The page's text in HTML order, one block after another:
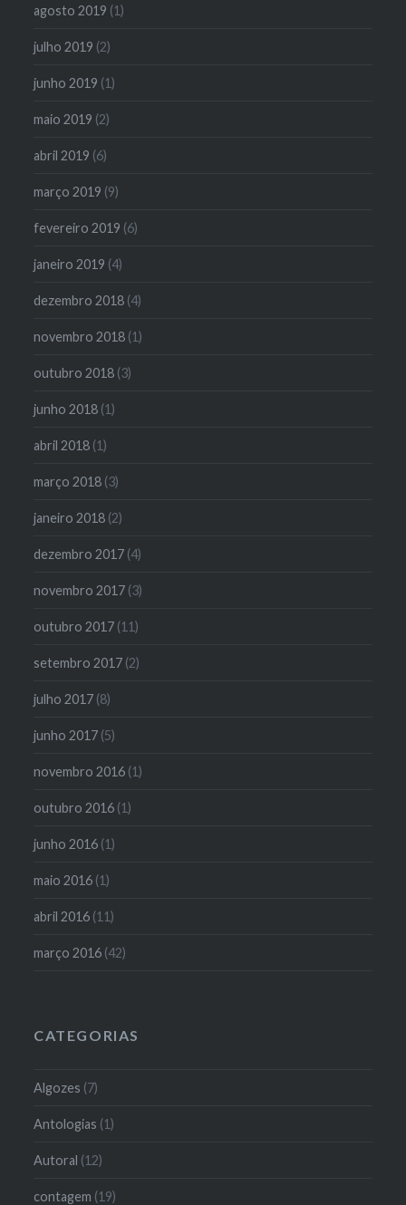
agosto 2019 (1)
julho 2019 (2)
junho 2019 (1)
maio 2019 (2)
abril 2019 (6)
março 2019 (9)
fevereiro 2019 (6)
janeiro 2019 (4)
dezembro 2018 (4)
novembro 2018 (1)
outubro 2018 (3)
junho 2018 (1)
abril 2018 (1)
março 2018 (3)
janeiro 2018 (2)
dezembro 2017 (4)
novembro 2017 (3)
outubro 2017 (11)
setembro 2017 (2)
julho 2017 (8)
junho 2017 (5)
novembro 2016 (1)
outubro 2016 (1)
junho 2016 (1)
maio 2016 (1)
abril 2016 (11)
março 2016 (42)
CATEGORIAS
Algozes (7)
Antologias (1)
Autoral (12)
contagem (19)